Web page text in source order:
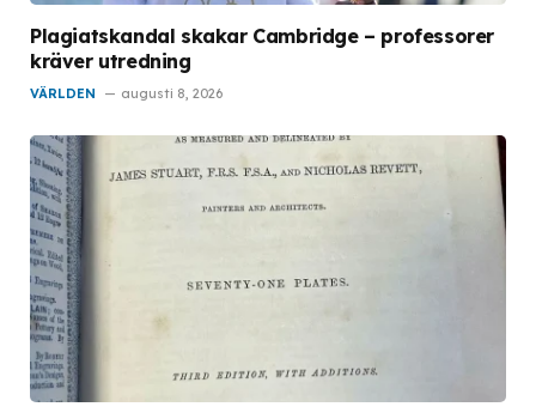
Plagiatskandal skakar Cambridge – professorer
kräver utredning
VÄRLDEN augusti 8, 2026